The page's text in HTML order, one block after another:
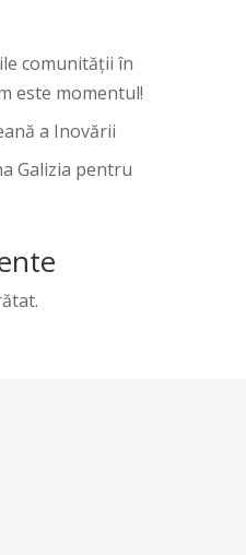
comunității în
este momentul!
a Inovării
Galizia pentru